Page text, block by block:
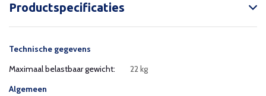
Productspecificaties
Technische gegevens
Maximaal belastbaar gewicht:
22 kg
Algemeen